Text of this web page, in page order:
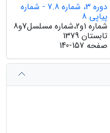
دوره 3، شماره 7.8 - شماره
پیاپی 8
شماره 1و2،شماره مسلسل7و8
تابستان 1379
صفحه 140-157